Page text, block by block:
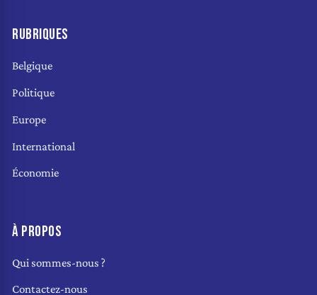
RUBRIQUES
Belgique
Politique
Europe
International
Économie
À PROPOS
Qui sommes-nous ?
Contactez-nous